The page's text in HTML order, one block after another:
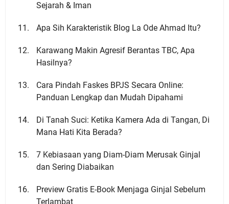
Sejarah & Iman
Apa Sih Karakteristik Blog La Ode Ahmad Itu?
Karawang Makin Agresif Berantas TBC, Apa
Hasilnya?
Cara Pindah Faskes BPJS Secara Online:
Panduan Lengkap dan Mudah Dipahami
Di Tanah Suci: Ketika Kamera Ada di Tangan, Di
Mana Hati Kita Berada?
7 Kebiasaan yang Diam-Diam Merusak Ginjal
dan Sering Diabaikan
Preview Gratis E-Book Menjaga Ginjal Sebelum
Terlambat